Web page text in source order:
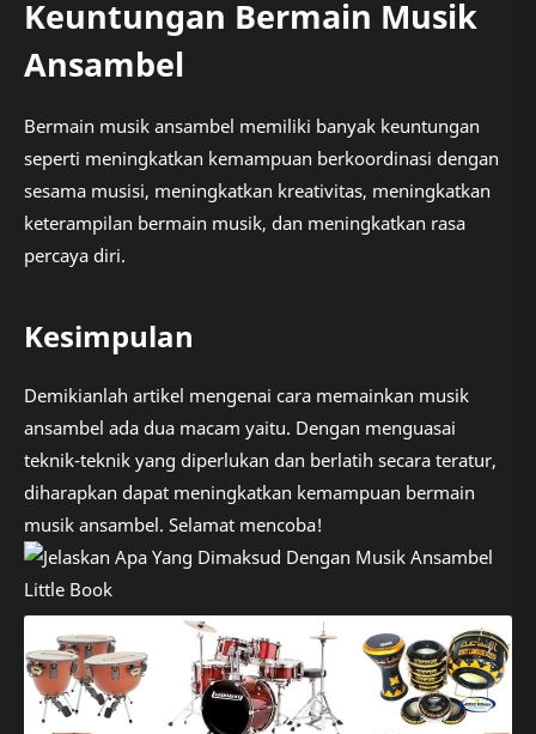
Keuntungan Bermain Musik
Ansambel
Bermain musik ansambel memiliki banyak keuntungan
seperti meningkatkan kemampuan berkoordinasi dengan
sesama musisi, meningkatkan kreativitas, meningkatkan
keterampilan bermain musik, dan meningkatkan rasa
percaya diri.
Kesimpulan
Demikianlah artikel mengenai cara memainkan musik
ansambel ada dua macam yaitu. Dengan menguasai
teknik-teknik yang diperlukan dan berlatih secara teratur,
diharapkan dapat meningkatkan kemampuan bermain
musik ansambel. Selamat mencoba!